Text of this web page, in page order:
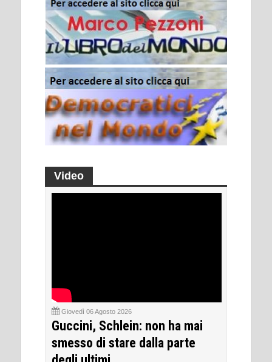
Video
Giovedì 06 Agosto 2026
Guccini, Schlein: non ha mai
smesso di stare dalla parte